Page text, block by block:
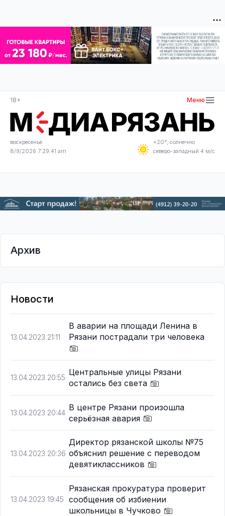
18+ Меню
воскресенье
8/9/2026 7:29:42 am
+20°, солнечно
северо-западный 4 м/с
Архив
Новости
13.04.2023 21:11
В аварии на площади Ленина в
Рязани пострадали три человека
13.04.2023 20:55
Центральные улицы Рязани
остались без света
13.04.2023 20:44
В центре Рязани произошла
серьёзная авария
13.04.2023 20:36
Директор рязанской школы №75
объяснил решение с переводом
девятиклассников
13.04.2023 19:45
Рязанская прокуратура проверит
сообщения об избиении
школьницы в Чучково